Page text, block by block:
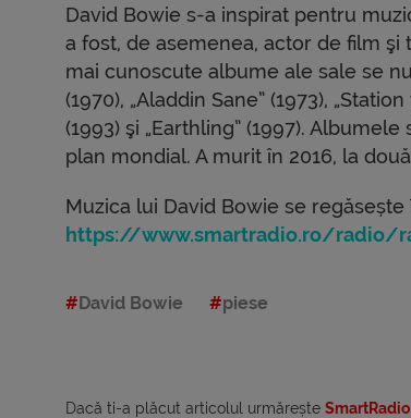
David Bowie s-a inspirat pentru
a fost, de asemenea, actor de film
mai cunoscute albume ale sale se
(1970), „Aladdin Sane” (1973),
(1993) şi „Earthling” (1997).
plan mondial. A murit în 2016, la
Muzica lui David Bowie se
https://www.smartradio.ro/radio/
David Bowie piese
Dacă ti-a plăcut articolul urmărește